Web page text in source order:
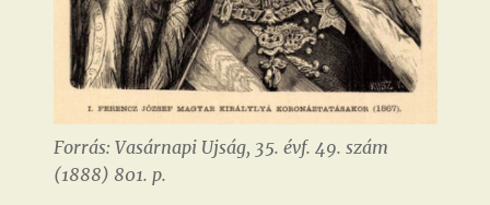
Forrás: Vasárnapi Ujság, 35. évf. 49. szám
(1888) 801. p.